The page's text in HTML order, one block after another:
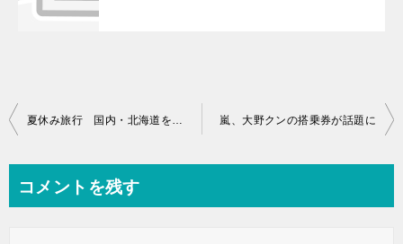
投
ビ
夏休み旅行 国内・北海道を検討中♪ 嵐、大野クンの搭乗券が話題に
コメントを残す